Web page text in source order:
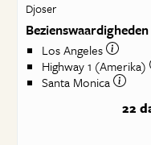
Djoser
Bezienswaardigheden
Los Angeles
Highway 1 (Amerika)
Santa Monica
22